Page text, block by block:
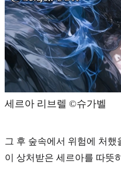
세르아 리브렐 ©️슈가벨
그 후 숲속에서 위험에 처
이 상처받은 세르아를 따뜻